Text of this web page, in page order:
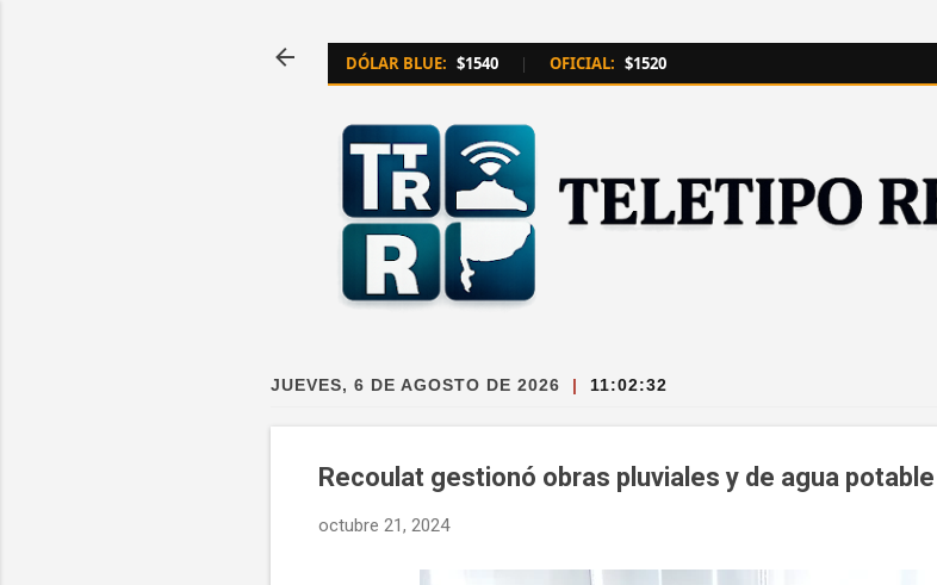
DÓLAR BLUE: $1540 | OFICIAL: $1520
JUEVES, 6 DE AGOSTO DE 2026 | 11:02:33
Recoulat gestionó obras pluviales y de agua
octubre 21, 2024